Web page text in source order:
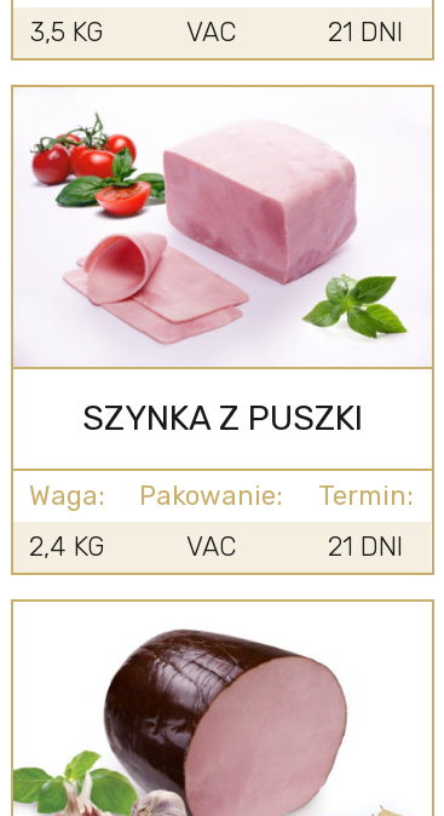
3,5 KG
VAC 21 DNI
SZYNKA Z PUSZKI
Waga: Pakowanie:
Termin:
2,4 KG
VAC 21 DNI